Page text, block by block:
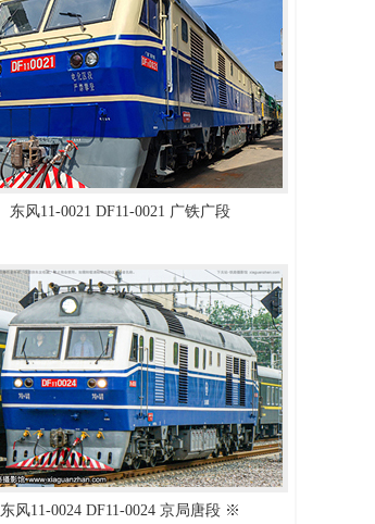
东风11-0021 DF11-0021 广铁广段
东风11-0024 DF11-0024 京局唐段 ※